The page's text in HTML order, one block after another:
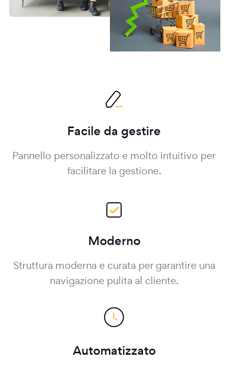
Facile da gestire
Pannello personalizzato e molto intuitivo per
facilitare la gestione.
Moderno
Struttura moderna e curata per garantire una
navigazione pulita al cliente.
Automatizzato